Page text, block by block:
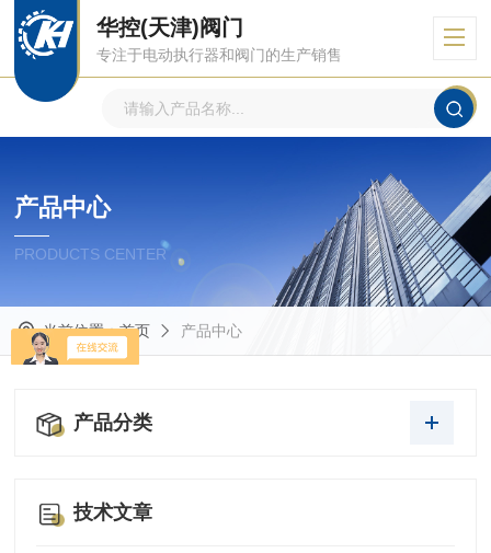
华控(天津)阀门
专注于电动执行器和阀门的生产销售
产品中心
PRODUCTS CENTER
当前位置：首页 产品中心
产品分类
技术文章